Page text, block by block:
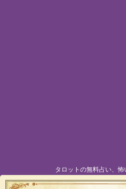
タロットの無料占い、怖